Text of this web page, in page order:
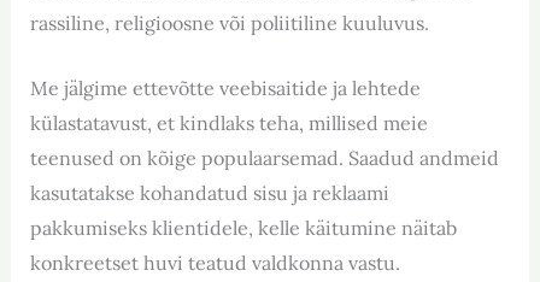
rassiline, religioosne või poliitiline kuuluvus.
Me jälgime ettevõtte veebisaitide ja lehtede
külastatavust, et kindlaks teha, millised meie
teenused on kõige populaarsemad. Saadud andmeid
kasutatakse kohandatud sisu ja reklaami
pakkumiseks klientidele, kelle käitumine näitab
konkreetset huvi teatud valdkonna vastu.